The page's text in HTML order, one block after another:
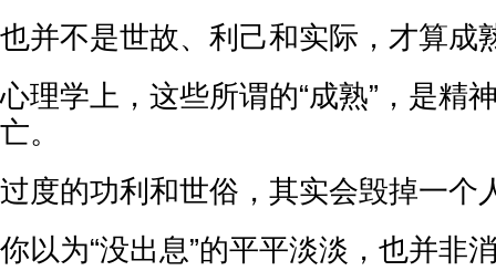
也并不是世故、利己和实际，才算成
心理学上，这些所谓的“成熟”，是精
亡。
过度的功利和世俗，其实会毁掉一个
你以为“没出息”的平平淡淡，也并非